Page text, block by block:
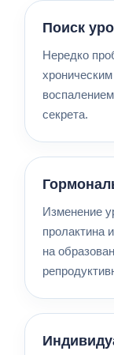
Поиск
Нередко
секрета.
Изменение
пролактина
на